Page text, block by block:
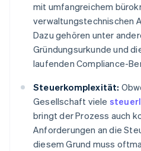
mit umfangreichem
verwaltungstechnischen
Dazu gehören unter
Gründungsurkunde und
laufenden Compliance-
Steuerkomplexität:
Gesellschaft viele
bringt der Prozess auch
Anforderungen an die
diesem Grund muss